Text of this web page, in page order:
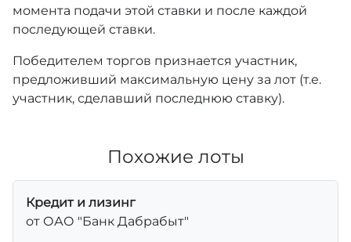
момента подачи этой ставки и после каждой
последующей ставки.
Победителем торгов признается участник,
предложивший максимальную цену за лот (т.е.
участник, сделавший последнюю ставку).
Похожие лоты
Кредит и лизинг
от ОАО "Банк Дабрабыт"